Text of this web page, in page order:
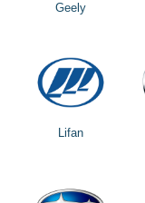
Geely
Lifan